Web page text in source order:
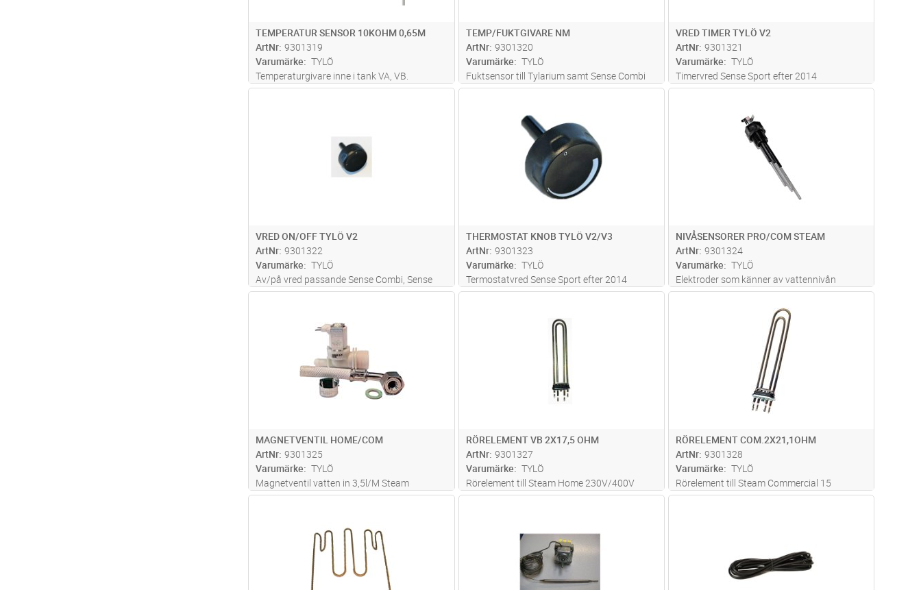
TEMPERATUR SENSOR 10KOHM 0,65M
ArtNr 9301319
Varumärke
TYLÖ
Temperaturgivare inne i tank VA, VB.
TEMP/FUKTGIVARE NM
ArtNr 9301320
Varumärke
TYLÖ
Fuktsensor till Tylarium samt Sense Combi
Elite
VRED TIMER TYLÖ V2
ArtNr 9301321
Varumärke
TYLÖ
Timervred Sense Sport efter 2014
VRED ON/OFF TYLÖ V2
ArtNr 9301322
Varumärke
TYLÖ
Av/på vred passande Sense Combi, Sense
Elite, Sense Pure, Air
THERMOSTAT KNOB TYLÖ V2/V3
ArtNr 9301323
Varumärke
TYLÖ
Termostatvred Sense Sport efter 2014
NIVÅSENSORER PRO/COM STEAM
ArtNr 9301324
Varumärke
TYLÖ
Elektroder som känner av vattennivån
passande Steam Pro/Steam Commercial,
kompletter amed packning 96000153
MAGNETVENTIL HOME/COM
ArtNr 9301325
Varumärke
TYLÖ
Magnetventil vatten in 3,5l/M Steam
Home/Steam Commercial
RÖRELEMENT VB 2X17,5 OHM
ArtNr 9301327
Varumärke
TYLÖ
Rörelement till Steam Home 230V/400V
samt 2/4/6VB (440V) 2 rörelement
Lägg i kundvagn
RÖRELEMENT COM.2X21,1OHM
ArtNr 9301328
Varumärke
TYLÖ
Rörelement till Steam Commercial 15
(230V/400V)